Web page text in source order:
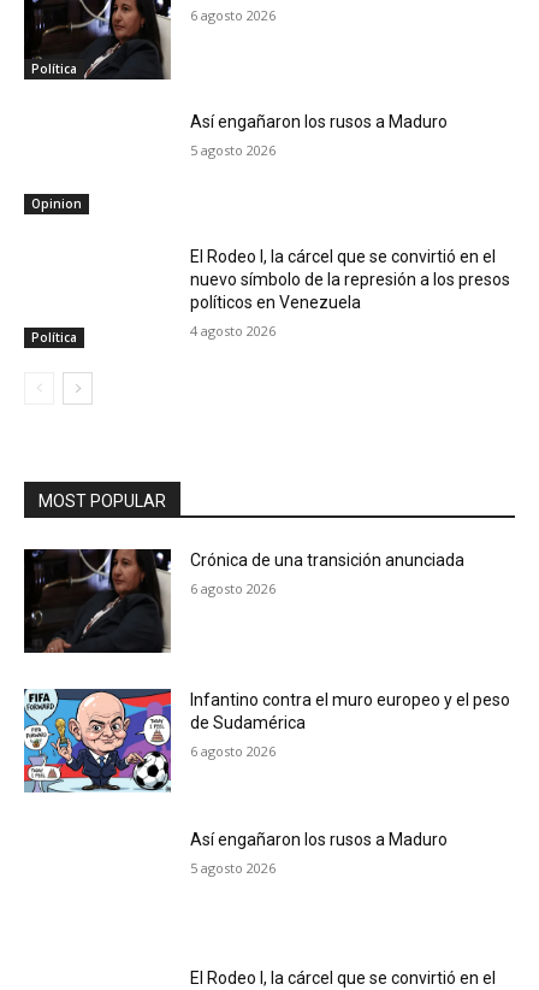
Política
6 agosto 2026
Opinion
Así engañaron los rusos a Maduro
5 agosto 2026
Política
El Rodeo I, la cárcel que se convirtió en el
nuevo símbolo de la represión a los presos
políticos en Venezuela
4 agosto 2026
MOST POPULAR
Crónica de una transición anunciada
6 agosto 2026
Infantino contra el muro europeo y el peso
de Sudamérica
6 agosto 2026
Así engañaron los rusos a Maduro
5 agosto 2026
El Rodeo I, la cárcel que se convirtió en el